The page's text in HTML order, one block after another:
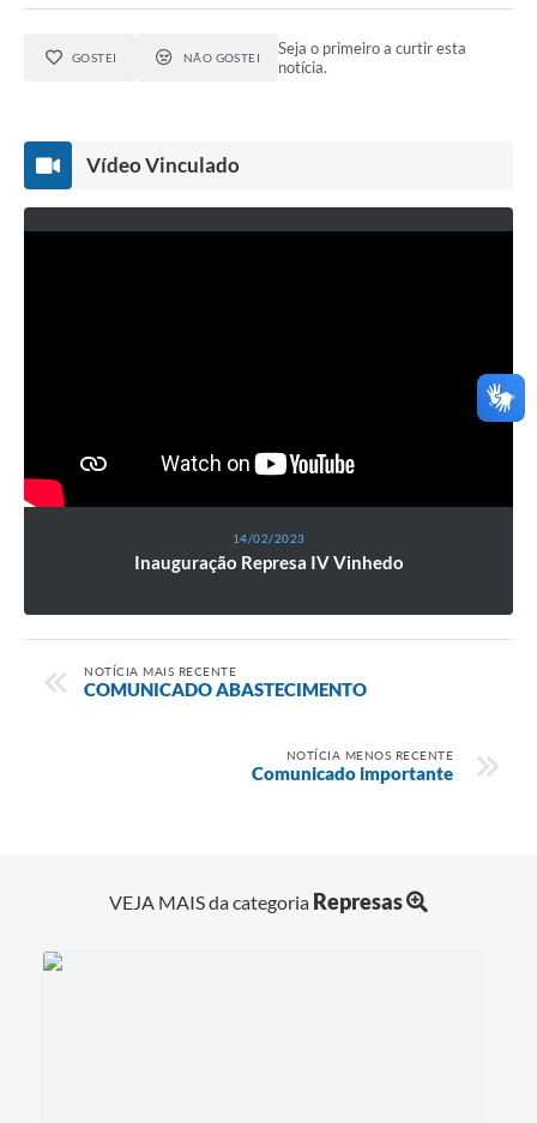
GOSTEI NÃO GOSTEI
Seja o primeiro a curtir esta
notícia.
Vídeo Vinculado
14/02/2023
Inauguração Represa IV Vinhedo
NOTÍCIA MAIS RECENTE
COMUNICADO ABASTECIMENTO
NOTÍCIA MENOS RECENTE
Comunicado importante
VEJA MAIS da categoria Represas